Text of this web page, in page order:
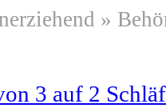
»
3 auf 2